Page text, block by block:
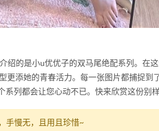
绍的是小u优优子的双马尾绝配系列。在
添她的青春活力。每一张图片都捕捉到
列都会让您心动不已。快来欣赏这份别
手慢无，且用且珍惜~